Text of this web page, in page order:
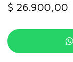
$ 26.900,00